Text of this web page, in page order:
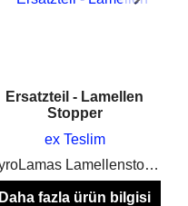
Ersatzteil - Lamellen
Stopper
ex Teslim
PyroLamas Lamellenstopper zum verhindern des verschiebens der Alu Schienen
Daha fazla ürün bilgisi